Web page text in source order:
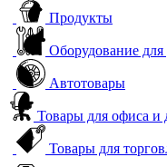
Продукты
Оборудование для
Автотовары
Товары для офиса и
Товары для